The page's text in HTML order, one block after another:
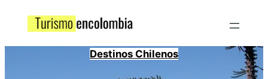
Destinos Chilenos